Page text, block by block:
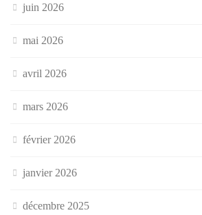
juin 2026
mai 2026
avril 2026
mars 2026
février 2026
janvier 2026
décembre 2025